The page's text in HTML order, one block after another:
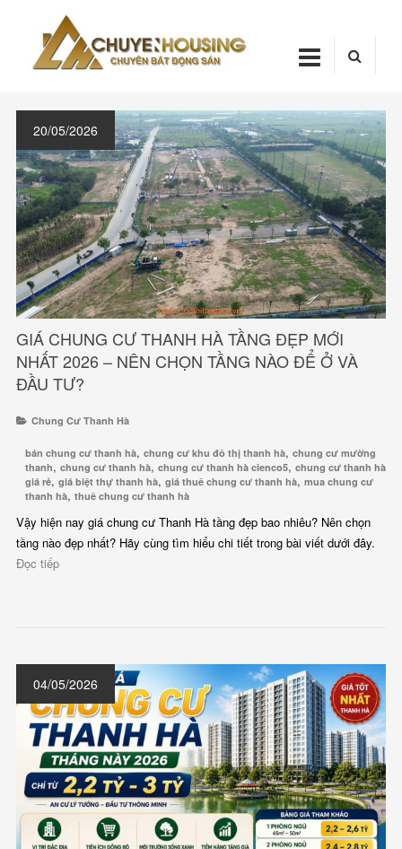
20/05/2026
GIÁ CHUNG CƯ THANH HÀ TẦNG ĐẸP MỚI
NHẤT 2026 – NÊN CHỌN TẦNG NÀO ĐỂ Ở VÀ
ĐẦU TƯ?
Chung Cư Thanh Hà
bán chung cư thanh hà, chung cư khu đô thị thanh hà, chung cư mường
thanh, chung cư thanh hà, chung cư thanh hà cienco5, chung cư thanh hà
giá rẻ, giá biệt thự thanh hà, giá thuê chung cư thanh hà, mua chung cư
thanh hà, thuê chung cư thanh hà
Vậy hiện nay giá chung cư Thanh Hà tầng đẹp bao nhiêu? Nên chọn
tầng nào đẹp nhất? Hãy cùng tìm hiểu chi tiết trong bài viết dưới đây.
Đọc tiếp
04/05/2026